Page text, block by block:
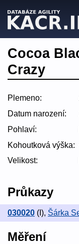
Cocoa
Crazy
Plemeno:
Datum narození:
Pohlaví:
Kohoutková výška:
Velikost:
Průkazy
030020 (I), Šárka
Měření